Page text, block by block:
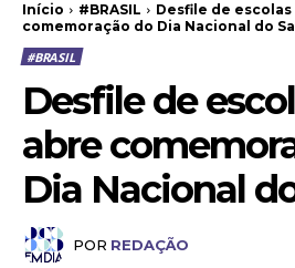
Início #BRASIL
Desfile de escolas
comemoração do Dia Nacional do
#BRASIL
Desfile de
abre
Dia Nacional
POR REDAÇÃO